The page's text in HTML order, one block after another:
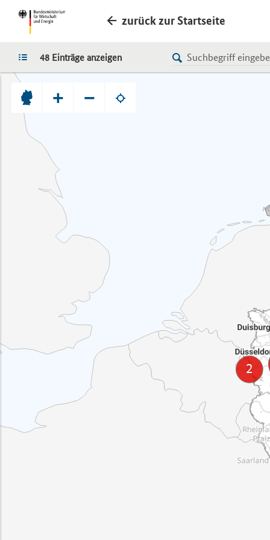
zurück zur Startseite
LISTE
48 Einträge anzeigen
+ −